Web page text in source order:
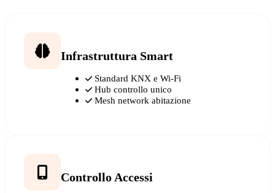
Infrastruttura Smart
Standard KNX e Wi-Fi
Hub controllo unico
Mesh network abitazione
Controllo Accessi